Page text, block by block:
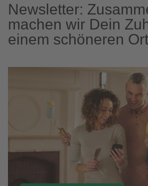
Newsletter:
machen wir Dein
einem schöneren